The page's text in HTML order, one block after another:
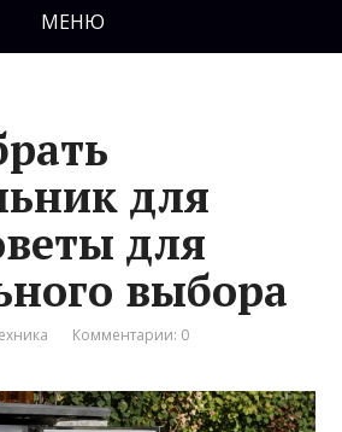
МЕНЮ
для
для
выбора
Комментарии: 0